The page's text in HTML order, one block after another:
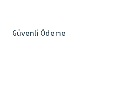
Güvenli Ödeme